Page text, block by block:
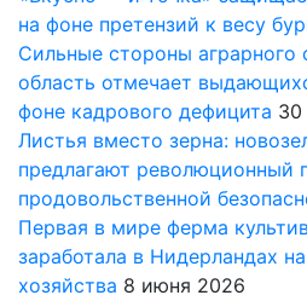
на фоне претензий к весу
Сильные стороны аграрного
область отмечает
фоне кадрового дефицита
Листья вместо зерна:
предлагают революционный
продовольственной
Первая в мире ферма
заработала в Нидерландах
хозяйства 8 июня 2026